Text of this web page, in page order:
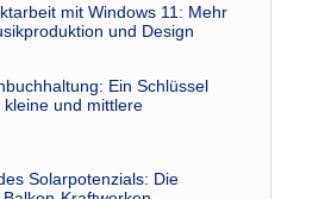
mit Windows 11: Mehr
und Design
Ein Schlüssel
und mittlere
Solarpotenzials: Die